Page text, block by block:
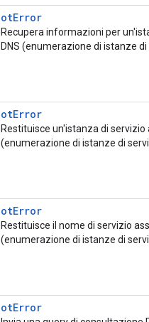
otError
Recupera informazioni per
DNS (enumerazione di istanze di
otError
Restituisce un'istanza di
(enumerazione di istanze di
otError
Restituisce il nome di servizio
(enumerazione di istanze di
otError